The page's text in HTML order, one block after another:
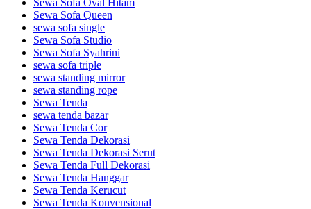
Sewa Sofa Oval Hitam
Sewa Sofa Queen
sewa sofa single
Sewa Sofa Studio
Sewa Sofa Syahrini
sewa sofa triple
sewa standing mirror
sewa standing rope
Sewa Tenda
sewa tenda bazar
Sewa Tenda Cor
Sewa Tenda Dekorasi
Sewa Tenda Dekorasi Serut
Sewa Tenda Full Dekorasi
Sewa Tenda Hanggar
Sewa Tenda Kerucut
Sewa Tenda Konvensional